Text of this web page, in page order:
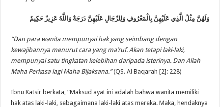
وَلَهُنَّ مِثْلُ الَّذِي عَلَيْهِنَّ بِالْمَعْرُوفِ وَلِلرِّجَالِ عَلَيْهِنَّ دَرَجَةٌ وَاللَّهُ عَزِيزٌ حَكِيمٌ
“Dan para wanita mempunyai hak yang seimbang dengan
kewajibannya menurut cara yang ma’ruf. Akan tetapi laki-laki,
mempunyai satu tingkatan kelebihan daripada isterinya. Dan Allah
Maha Perkasa lagi Maha Bijaksana.”(QS. Al Baqarah [2]: 228)
Ibnu Katsir berkata, “Maksud ayat ini adalah bahwa wanita memiliki
hak atas laki-laki, sebagaimana laki-laki atas mereka. Maka, hendaknya